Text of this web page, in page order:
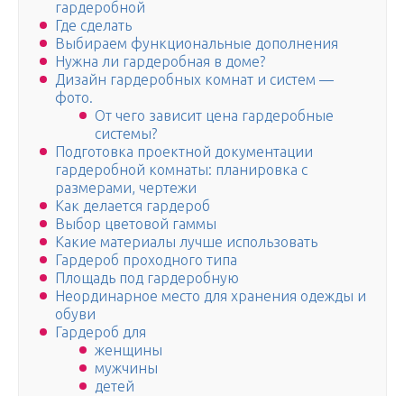
гардеробной
Где сделать
Выбираем функциональные дополнения
Нужна ли гардеробная в доме?
Дизайн гардеробных комнат и систем —
фото.
От чего зависит цена гардеробные
системы?
Подготовка проектной документации
гардеробной комнаты: планировка с
размерами, чертежи
Как делается гардероб
Выбор цветовой гаммы
Какие материалы лучше использовать
Гардероб проходного типа
Площадь под гардеробную
Неординарное место для хранения одежды и
обуви
Гардероб для
женщины
мужчины
детей